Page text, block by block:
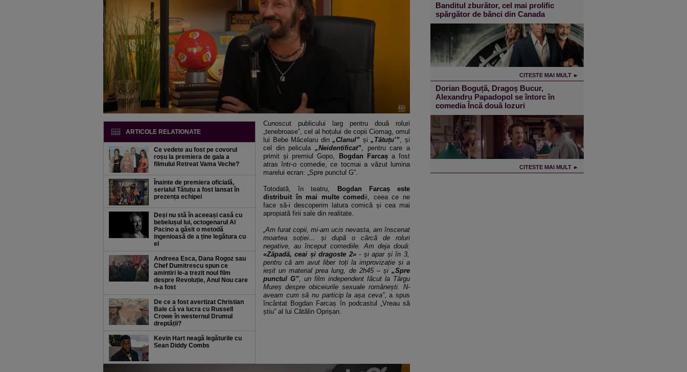
ARTICOLE RELATIONATE
Ce vedete au fost pe covorul
roșu la premiera de gala a
filmului Retreat Vama Veche?
Înainte de premiera oficială,
serialul Tătuțu a fost lansat în
prezența echipei
Deși nu stă în aceeași casă cu
bebelușul lui, octogenarul Al
Pacino a găsit o metodă
ingenioasă de a ține legătura cu
el
Andreea Esca, Dana Rogoz sau
Chef Dumitrescu spun ce
amintiri le-a trezit noul film
despre Revoluție, Anul Nou care
n-a fost
De ce a fost avertizat Christian
Bale că va lucra cu Russell
Crowe în westernul Drumul
dreptății?
Kevin Hart neagă legăturile cu
Sean Diddy Combs
Cunoscut publicului larg pentru două roluri
„tenebroase”, cel al hoțului de copii Ciomag, omul
lui Bebe Măcelaru din„Clanul” și „Tătuțu’”, și
cel din pelicula „Neidentificat”, pentru care a
primit și premiul Gopo,
Bogdan Farcașa fost
atras într-o comedie, ce tocmai a văzut lumina
marelui ecran: „Spre punctul G”.
Totodată, în teatru,
Bogdan Farcaș este
distribuit în mai multe comed ii, ceea ce ne
face să-i descoperim latura comică și cea mai
apropiată firii sale din realitate.
„Am furat copii, mi-am ucis nevasta, am înscenat
moartea soției… și după o cârcă de roluri
negative, au început comediile. Am deja două:
«Zăpadă, ceai și dragoste 2»- și apar și în 3,
pentru că am avut liber toți la improvizație și a
ieșit un material prea lung, de 2h45 – și „Spre
punctul G”, un film independent făcut la Târgu
Mureș despre obiceiurile sexuale românești. N-
aveam cum să nu particip la așa ceva”, a spus
încântat Bogdan Farcaș în podcastul „Vreau să
știu” al lui Cătălin Oprișan.
Banditul zburător, cel mai prolific
spărgător de bănci din Canada
CITESTE MAI MULT ►
Dorian Boguță, Dragoș Bucur,
Alexandru Papadopol se întorc în
comedia Încă două lozuri
CITESTE MAI MULT ►